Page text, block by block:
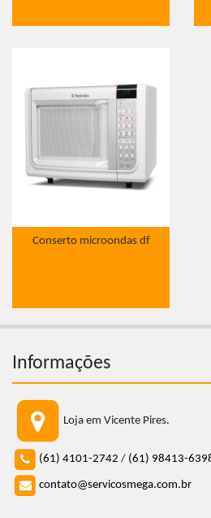
Conserto microondas df
Informações
Loja em Vicente Pires.
(61) 4101-2742 / (61) 98413-
contato@servicosmega.com.br